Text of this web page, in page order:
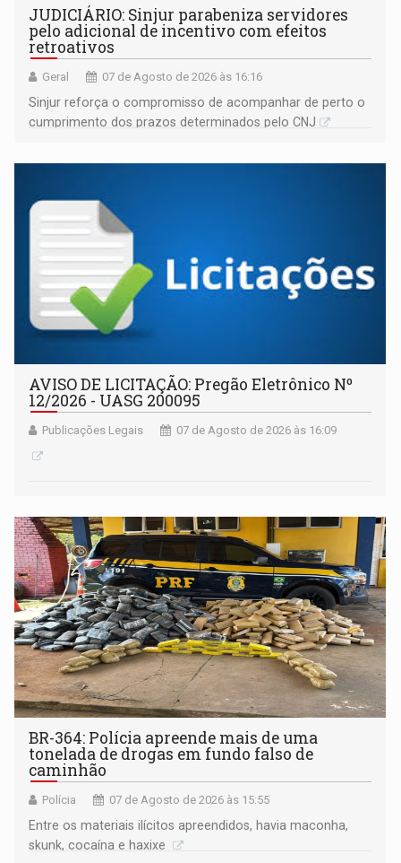
JUDICIÁRIO: Sinjur parabeniza servidores
pelo adicional de incentivo com efeitos
retroativos
Geral 07 de Agosto de 2026 às 16:16
Sinjur reforça o compromisso de acompanhar de perto o
cumprimento dos prazos determinados pelo CNJ
AVISO DE LICITAÇÃO: Pregão Eletrônico Nº
12/2026 - UASG 200095
Publicações Legais 07 de Agosto de 2026 às 16:09
BR-364: Polícia apreende mais de uma
tonelada de drogas em fundo falso de
caminhão
Polícia 07 de Agosto de 2026 às 15:55
Entre os materiais ilícitos apreendidos, havia maconha,
skunk, cocaína e haxixe